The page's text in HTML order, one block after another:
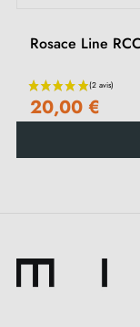
adaptée à vos
Rosace Line
20,00 €